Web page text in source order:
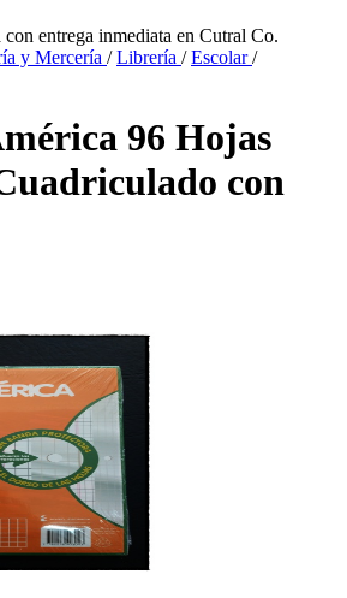
con entrega inmediata en Cutral Co.
y Mercería / Librería / Escolar/
96 Hojas
con